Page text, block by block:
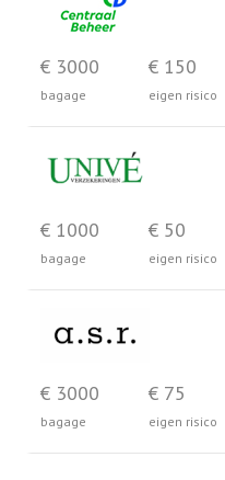
€ 3000
bagage
€ 150
eigen risico
€ 1000
bagage
€ 50
eigen risico
€ 3000
bagage
€ 75
eigen risico